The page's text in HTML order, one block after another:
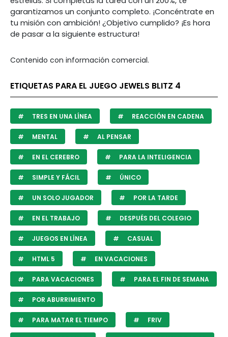
garantizamos un conjunto completo. ¡Concéntrate en
tu misión con ambición! ¿Objetivo cumplido? ¡Es hora
de pasar a la siguiente estructura!
Contenido con información comercial.
ETIQUETAS PARA EL JUEGO JEWELS BLITZ 4
TRES EN UNA LÍNEA REACCIÓN EN CADENA
MENTAL AL PENSAR
EN EL CEREBRO PARA LA INTELIGENCIA
SIMPLE Y FÁCIL ÚNICO
UN SOLO JUGADOR POR LA TARDE
EN EL TRABAJO DESPUÉS DEL COLEGIO
JUEGOS EN LÍNEA CASUAL
HTML 5 EN VACACIONES
PARA VACACIONES PARA EL FIN DE SEMANA
POR ABURRIMIENTO
PARA MATAR EL TIEMPO FRIV